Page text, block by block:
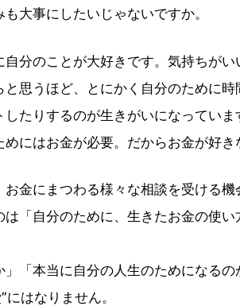
大事にしたいじゃないですか。
分のことが大好きです。気持ちがい
思うほど、とにかく自分のために
たりするのが生きがいになっていま
にはお金が必要。だからお金が好き
金にまつわる様々な相談を受ける
「自分のために、生きたお金の使い
」「本当に自分の人生のためになる
はなりません。